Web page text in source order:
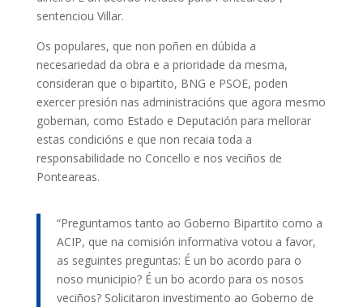
sentenciou Villar.
Os populares, que non poñen en dúbida a
necesariedad da obra e a prioridade da mesma,
consideran que o bipartito, BNG e PSOE, poden
exercer presión nas administracións que agora mesmo
gobernan, como Estado e Deputación para mellorar
estas condicións e que non recaia toda a
responsabilidade no Concello e nos veciños de
Ponteareas.
“Preguntamos tanto ao Goberno Bipartito como a
ACIP, que na comisión informativa votou a favor,
as seguintes preguntas: É un bo acordo para o
noso municipio? É un bo acordo para os nosos
veciños? Solicitaron investimento ao Goberno de